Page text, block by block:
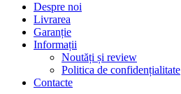
Despre noi
Livrarea
Garanție
Informații
Noutăți și review
Politica de confidențialitate
Contacte